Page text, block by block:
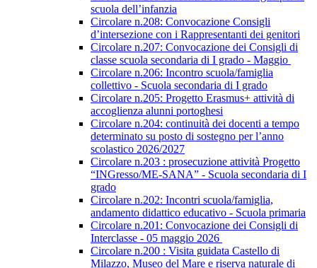
scuola dell’infanzia
Circolare n.208: Convocazione Consigli
d’intersezione con i Rappresentanti dei genitori
Circolare n.207: Convocazione dei Consigli di
classe scuola secondaria di I grado - Maggio
Circolare n.206: Incontro scuola/famiglia
collettivo - Scuola secondaria di I grado
Circolare n.205: Progetto Erasmus+ attività di
accoglienza alunni portoghesi
Circolare n.204: continuità dei docenti a tempo
determinato su posto di sostegno per l’anno
scolastico 2026/2027
Circolare n.203 : prosecuzione attività Progetto
“INGresso/ME-SANA” - Scuola secondaria di I
grado
Circolare n.202: Incontri scuola/famiglia,
andamento didattico educativo - Scuola primaria
Circolare n.201: Convocazione dei Consigli di
Interclasse - 05 maggio 2026
Circolare n.200 : Visita guidata Castello di
Milazzo, Museo del Mare e riserva naturale di